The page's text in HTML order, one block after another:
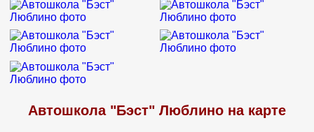
Автошкола "Бэст" Люблино на карте